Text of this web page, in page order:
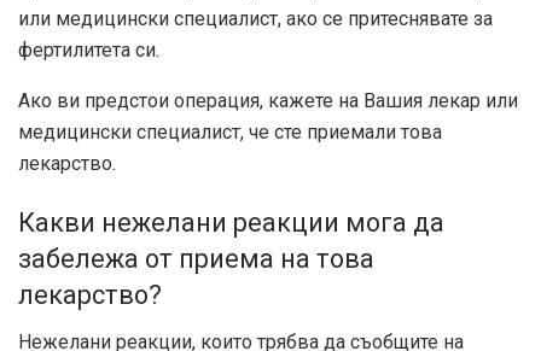
или медицински специалист, ако се притеснявате за
фертилитета си.
Ако ви предстои операция, кажете на Вашия лекар или
медицински специалист, че сте приемали това
лекарство.
Какви нежелани реакции мога да
забележа от приема на това
лекарство?
Нежелани реакции, които трябва да съобщите на